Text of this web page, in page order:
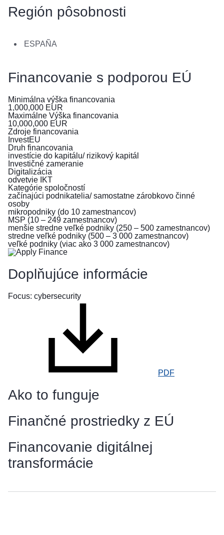
допомогти
Pomoc
EÚ
utekajúcich
Ukrajine
môžete
pomôcť
pre
Región pôsobnosti
ESPAÑA
Financovanie s podporou EÚ
Minimálna výška financovania
1,000,000 EUR
Maximálne Výška financovania
10,000,000 EUR
Zdroje financovania
InvestEU
Druh financovania
investície do kapitálu/ rizikový kapitál
Investičné zameranie
Digitalizácia
odvetvie IKT
Kategórie spoločností
začínajúci podnikatelia/ samostatne zárobkovo činné
osoby
mikropodniky (do 10 zamestnancov)
MSP (10 – 249 zamestnancov)
menšie stredne veľké podniky (250 – 500 zamestnancov)
stredne veľké podniky (500 – 3 000 zamestnancov)
veľké podniky (viac ako 3 000 zamestnancov)
Doplňujúce informácie
Focus: cybersecurity
PDF
Ako to funguje
Finančné prostriedky z EÚ
Financovanie digitálnej
transformácie